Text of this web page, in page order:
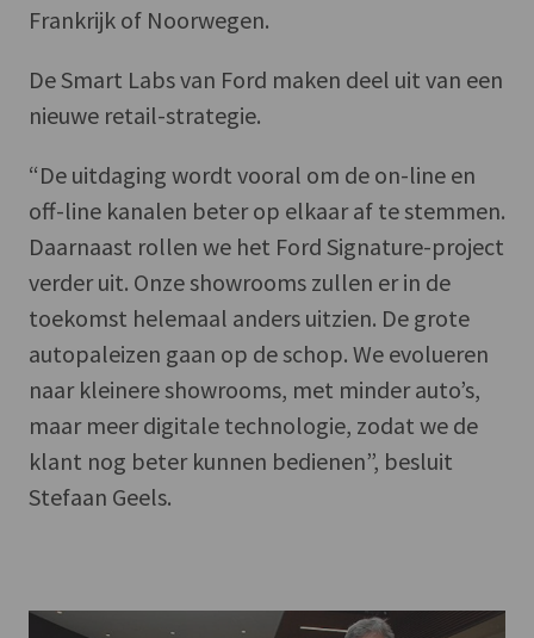
Frankrijk of Noorwegen.
De Smart Labs van Ford maken deel uit van een
nieuwe retail-strategie.
“De uitdaging wordt vooral om de on-line en
off-line kanalen beter op elkaar af te stemmen.
Daarnaast rollen we het Ford Signature-project
verder uit. Onze showrooms zullen er in de
toekomst helemaal anders uitzien. De grote
autopaleizen gaan op de schop. We evolueren
naar kleinere showrooms, met minder auto’s,
maar meer digitale technologie, zodat we de
klant nog beter kunnen bedienen”, besluit
Stefaan Geels.